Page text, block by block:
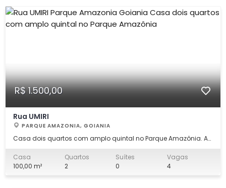
R$ 1.500,00
Rua UMIRI
PARQUE AMAZONIA, GOIANIA
Casa dois quartos com amplo quintal no Parque Amazônia. A
jantar, cozinha, área de serviço, amplo quintal e garagem
descoberta para até 5 carros com portão eletrônico. Se localiza
Casa
100,00 m²
Quartos
2
Suítes
0
Vagas
4